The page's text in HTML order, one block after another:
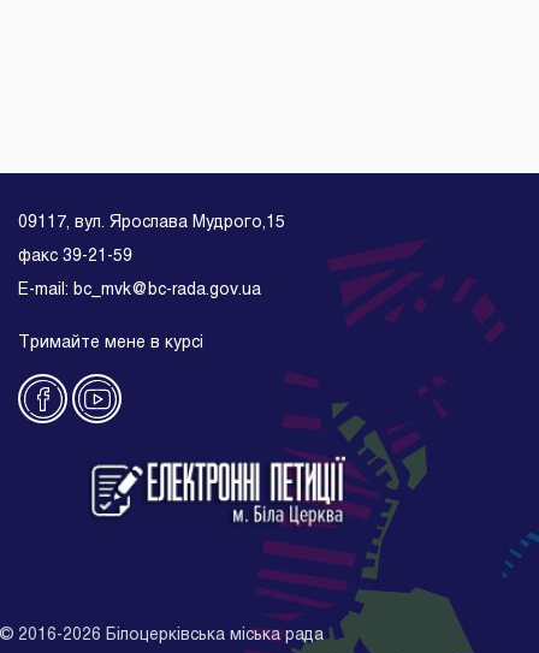
09117, вул. Ярослава Мудрого,15
факс 39-21-59
E-mail: bc_mvk@bc-rada.gov.ua
Тримайте мене в курсі
© 2016-2026 Білоцерківська міська рада